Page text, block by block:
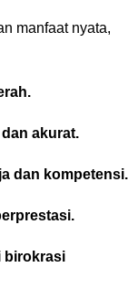
manfaat nyata,
akurat.
dan kompetensi.
birokrasi